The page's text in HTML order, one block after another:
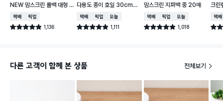
NEW 맘스크린 롤백 대형 2
00매입
택배배송매장픽업
별점 4.9점 1,136
건 작성
다용도 종이 호일 30cmX
30m
택배배송매장픽업오늘배송
별점 4.9점 1,111
건 작성
맘스크린 지퍼백 중 20매
택배배송매장픽업오늘배송
별점 4.9점 1,018
건 작성
크린
매
택배
별점
다른 고객이 함께 본 상품 전체보기